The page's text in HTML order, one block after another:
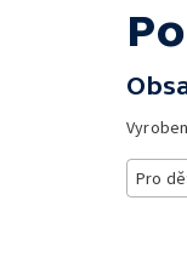
Pro